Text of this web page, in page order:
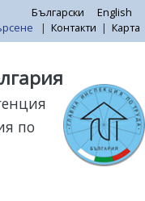
Български
English
| Контакти | Карта
по